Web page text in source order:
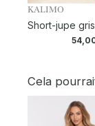
KALIMO
Short-jupe gris
Cela